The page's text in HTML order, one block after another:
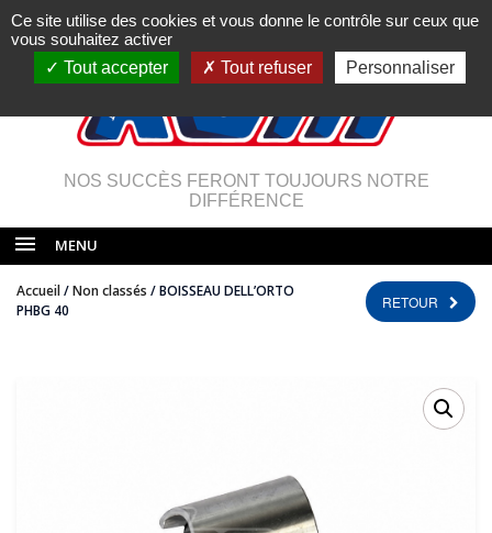
NOS SUCCÈS FERONT TOUJOURS NOTRE
DIFFÉRENCE
MENU
Accueil/Non classés / BOISSEAU DELL’ORTO
PHBG 40
RETOUR
Ce site utilise des cookies et vous donne le contrôle sur ceux que
vous souhaitez activer
Tout accepter
Tout refuser Personnaliser